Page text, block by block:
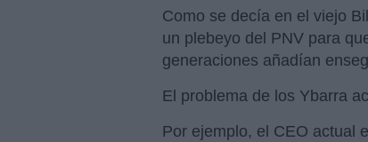
Como se decía en el viejo
un plebeyo del PNV para
generaciones añadían
El problema de los Ybarra
Por ejemplo, el CEO actual